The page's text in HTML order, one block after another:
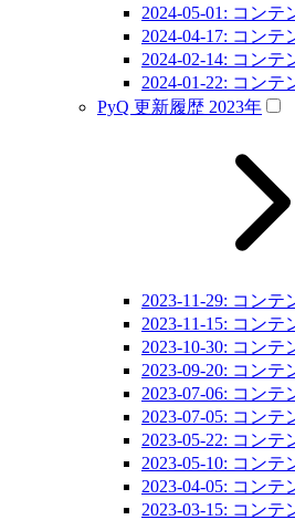
2024-05-01: コンテ
2024-04-17: コンテ
2024-02-14: コンテ
2024-01-22: コンテ
PyQ 更新履歴 2023年
2023-11-29: コンテ
2023-11-15: コンテ
2023-10-30: コンテ
2023-09-20: コンテ
2023-07-06: コンテ
2023-07-05: コンテ
2023-05-22: コンテ
2023-05-10: コンテ
2023-04-05: コンテ
2023-03-15: コンテ